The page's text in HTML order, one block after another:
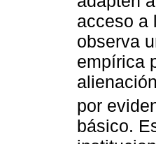
acceso a
observa
empírica
por
básico.